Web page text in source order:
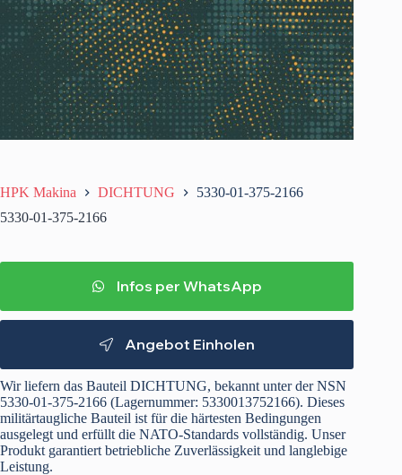
HPK Makina DICHTUNG
5330-01-375-2166
5330-01-375-2166
Infos per WhatsApp
Angebot Einholen
Wir liefern das Bauteil DICHTUNG, bekannt unter der NSN
5330-01-375-2166 (Lagernummer: 5330013752166). Dieses
militärtaugliche Bauteil ist für die härtesten Bedingungen
ausgelegt und erfüllt die NATO-Standards vollständig. Unser
Produkt garantiert betriebliche Zuverlässigkeit und langlebige
Leistung.